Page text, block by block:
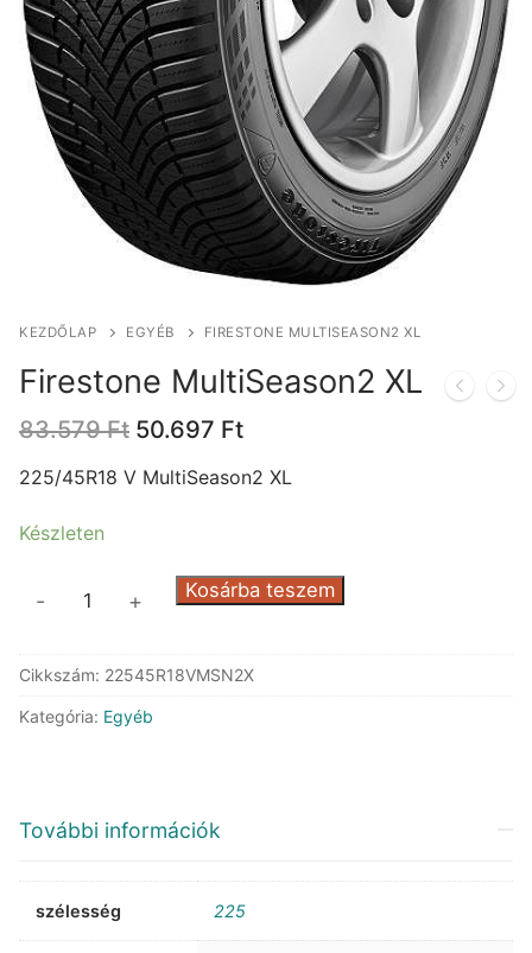
KEZDŐLAP EGYÉB FIRESTONE MULTISEASON2 XL
Firestone MultiSeason2 XL
83.579Ft Original
was:
50.697 FtCurrent
is:
225/45R18 V MultiSeason2 XL
Készleten
Firestone
mennyiség
- + Kosárba teszem
Cikkszám: 22545R18VMSN2X
Kategória: Egyéb
További információk
szélesség 225